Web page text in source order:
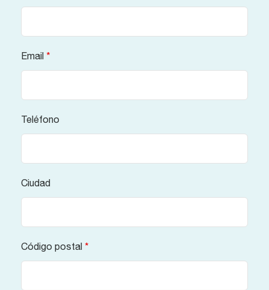
Email *
Teléfono
Ciudad
Código postal *